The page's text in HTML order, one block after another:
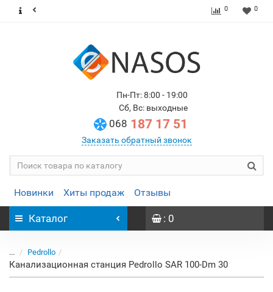
0 0
Пн-Пт: 8:00 - 19:00
Сб, Вс: выходные
068 187 17 51
Заказать обратный звонок
Новинки Хиты продаж Отзывы
Каталог : 0
... Pedrollo
Канализационная станция Pedrollo SAR 100-Dm 30